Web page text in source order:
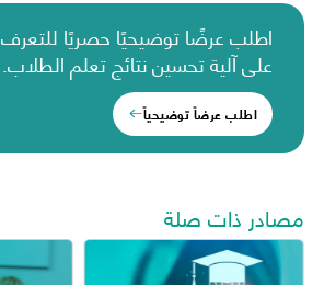
اطلب عرضًا توضيحيًا حصريًا للتعرف
على آلية تحسين نتائج تعلم الطلاب.
اطلب عرضاً توضيحياً
مصادر ذات صلة